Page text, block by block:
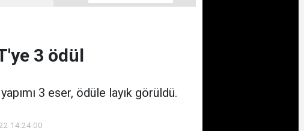
3 ödül
3 eser, ödüle layık görüldü.
14:24:00